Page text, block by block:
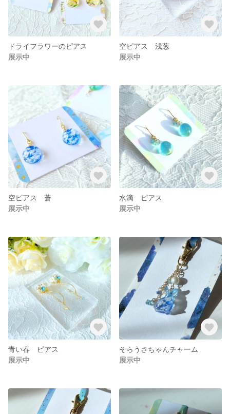
ドライフラワーのピアス
展示中
空ピアス 浅葱
展示中
空ピアス 蒼
展示中
水滴 ピアス
展示中
青い春 ピアス
展示中
そらうさちゃんチャーム
展示中